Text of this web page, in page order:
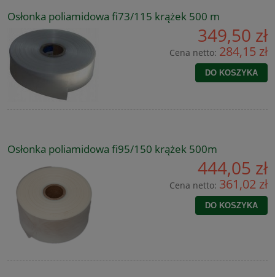
Osłonka poliamidowa fi73/115 krążek 500 m
349,50 zł
Cena netto: 284,15 zł
DO KOSZYKA
Osłonka poliamidowa fi95/150 krążek 500m
444,05 zł
Cena netto: 361,02 zł
DO KOSZYKA